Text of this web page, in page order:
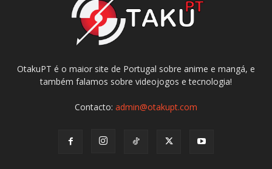
OtakuPT é o maior site de Portugal sobre anime e mangá, e
também falamos sobre videojogos e tecnologia!
Contacto: admin@otakupt.com